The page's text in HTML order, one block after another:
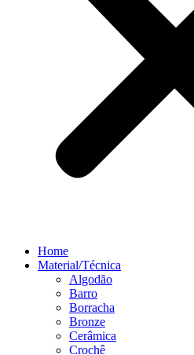
Home
Material/Técnica
Algodão
Barro
Borracha
Bronze
Cerâmica
Crochê